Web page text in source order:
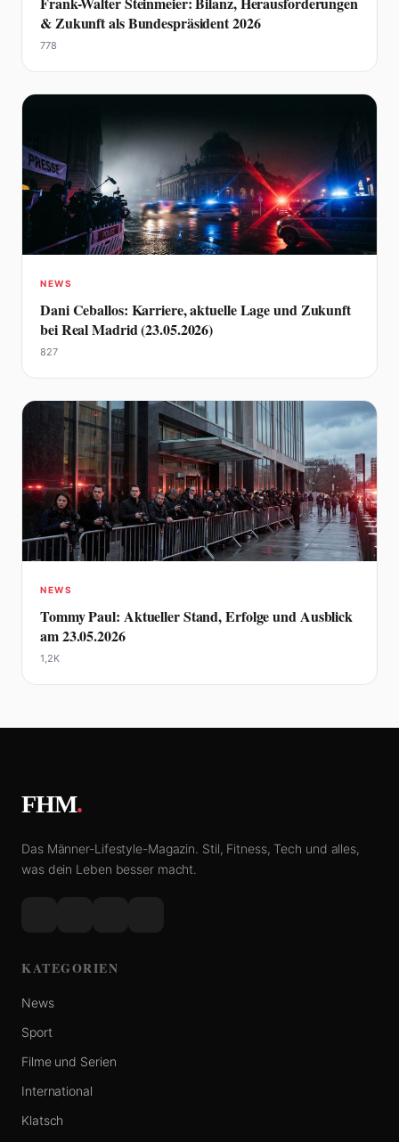
& Zukunft als Bundespräsident 2026
778
NEWS
Dani Ceballos: Karriere, aktuelle Lage und Zukunft
bei Real Madrid (23.05.2026)
827
NEWS
Tommy Paul: Aktueller Stand, Erfolge und Ausblick
am 23.05.2026
1,2K
FHM.
Das Männer-Lifestyle-Magazin. Stil, Fitness, Tech und alles,
was dein Leben besser macht.
KATEGORIEN
News
Sport
Filme und Serien
International
Klatsch